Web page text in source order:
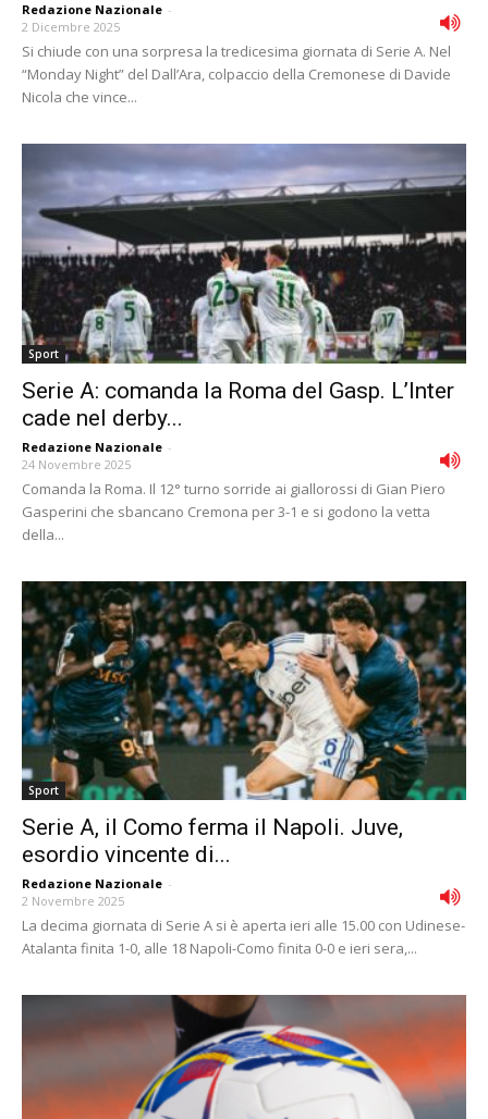
Redazione Nazionale -
2 Dicembre 2025
Si chiude con una sorpresa la tredicesima giornata di Serie A. Nel
“Monday Night” del Dall’Ara, colpaccio della Cremonese di Davide
Nicola che vince...
Sport
Serie A: comanda la Roma del Gasp. L’Inter
cade nel derby...
Redazione Nazionale -
24 Novembre 2025
Comanda la Roma. Il 12° turno sorride ai giallorossi di Gian Piero
Gasperini che sbancano Cremona per 3-1 e si godono la vetta
della...
Sport
Serie A, il Como ferma il Napoli. Juve,
esordio vincente di...
Redazione Nazionale -
2 Novembre 2025
La decima giornata di Serie A si è aperta ieri alle 15.00 con Udinese-
Atalanta finita 1-0, alle 18 Napoli-Como finita 0-0 e ieri sera,...